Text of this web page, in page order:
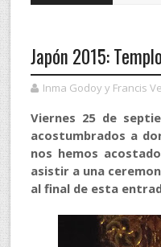
Japón 2015:
Inma Godoy y Francis
Viernes 25 de
acostumbrados a
nos hemos
asistir a una
al final de esta